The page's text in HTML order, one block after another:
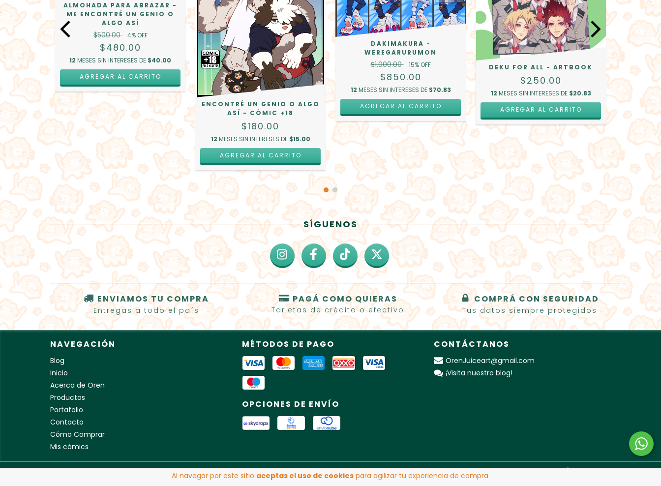
Al navegar por este sitio aceptas el uso de cookiespara agilizar tu experiencia de compra.
$20.83
ALMOHADA PARA ABRAZAR -
ME ENCONTRÉ UN GENIO O
ALGO ASÍ
$500.00 4% OFF
$480.00
12 MESES SIN INTERESES DE $40.00
AGREGAR AL CARRITO
ENCONTRÉ UN GENIO O ALGO
ASÍ - CÓMIC +18
$180.00
12 MESES SIN INTERESES DE $15.00
DAKIMAKURA -
WEREGARURUMON
$1,000.00 15% OFF
$850.00
12 MESES SIN INTERESES DE $70.83
AGREGAR AL CARRITO
DEKU FOR ALL - ARTBOOK
$250.00
12 MESES SIN INTERESES DE $20.83
POLOS
12
SÍGUENOS
ENVIAMOS TU COMPRA
Entregas a todo el país
PAGÁ COMO QUIERAS
Tarjetas de crédito o efectivo
COMPRÁ CON SEGURIDAD
Tus datos siempre protegidos
NAVEGACIÓN
Blog
Inicio
Acerca de Oren
Productos
Portafolio
Contacto
Cómo Comprar
Mis cómics
MÉTODOS DE PAGO
OPCIONES DE ENVÍO
CONTÁCTANOS
OrenJuiceart@gmail.com
¡Visita nuestro blog!
Copyright OrenJuiceArt - 2026. Todos los derechos reservados.